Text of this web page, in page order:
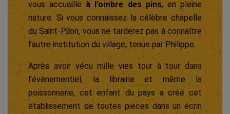
vous accueille à l’ombre des pins, en pleine
nature. Si vous connaissez la célèbre chapelle
du Saint-Pilon, vous ne tarderez pas à connaître
l’autre institution du village, tenue par Philippe.
Après avoir vécu mille vies tour à tour dans
l’évènementiel, la librairie et même la
poissonnerie, cet enfant du pays a créé cet
établissement de toutes pièces dans un écrin